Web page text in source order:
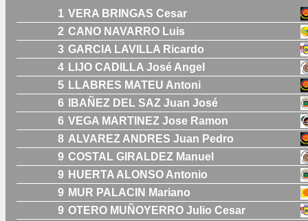
1 VERA BRINGAS Cesar
2 CANO NAVARRO Luis
3 GARCIA LAVILLA Ricardo
4 LIJO CADILLA José Angel
5 LLABRES MATEU Antoni
6
IBAÑEZ DEL SAZ Juan José
6 VEGA MARTINEZ Jose Ramon
8 ALVAREZ ANDRES Juan Pedro
9 COSTAL GIRALDEZ Manuel
9 HUERTA ALONSO Antonio
9 MUR PALACIN Mariano
9 OTERO MUÑOYERRO Julio Cesar